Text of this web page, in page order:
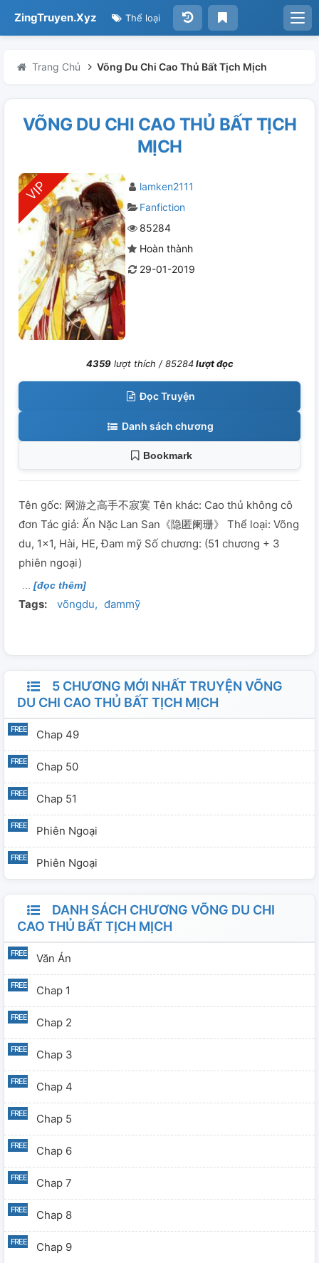
ZingTruyen.Xyz Thể loại
Trang Chủ Võng Du Chi Cao Thủ Bất Tịch Mịch
VÕNG DU CHI CAO THỦ BẤT TỊCH
MỊCH
lamken2111
Fanfiction
85284
Hoàn thành
29-01-2019
4359lượt thích /85284lượt đọc
Đọc Truyện
Danh sách chương
Bookmark
Tên gốc: 网游之高手不寂寞 Tên khác: Cao thủ không cô
đơn Tác giả: Ẩn Nặc Lan San《隐匿阑珊》 Thể loại: Võng
du, 1×1, Hài, HE, Đam mỹ Số chương: (51 chương + 3
phiên ngoại)
[đọc thêm]
Tags: võngdu đammỹ
5 CHƯƠNG MỚI NHẤT TRUYỆN VÕNG
DU CHI CAO THỦ BẤT TỊCH MỊCH
Chap 49
Chap 50
Chap 51
Phiên Ngoại
Phiên Ngoại
DANH SÁCH CHƯƠNG VÕNG DU CHI
CAO THỦ BẤT TỊCH MỊCH
Văn Án
Chap 1
Chap 2
Chap 3
Chap 4
Chap 5
Chap 6
Chap 7
Chap 8
Chap 9